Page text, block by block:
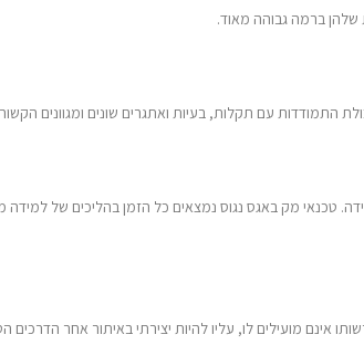
שלהן ברמה גבוהה מאוד.
התמודדות עם תקלות, בעיות ואתגרים שונים ומגוונים
טכנאי מק באגס נגוס נמצאים כל הזמן בהליכים של
מועילים לו, עליו להיות יצירתי באיתור אחר